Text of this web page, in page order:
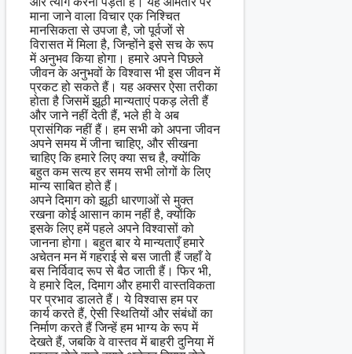
माना जाने वाला विचार एक निश्चित
मानसिकता से उपजा है, जो पूर्वजों से
विरासत में मिला है, जिन्होंने इसे सच के रूप
में अनुभव किया होगा। हमारे अपने पिछले
जीवन के अनुभवों के विश्वास भी इस जीवन में
प्रकट हो सकते हैं। यह अक्सर ऐसा तरीका
होता है जिसमें झूठी मान्यताएं पकड़ लेती हैं
और जाने नहीं देती हैं, भले ही वे अब
प्रासंगिक नहीं हैं। हम सभी को अपना जीवन
अपने समय में जीना चाहिए, और सीखना
चाहिए कि हमारे लिए क्या सच है, क्योंकि
बहुत कम सत्य हर समय सभी लोगों के लिए
मान्य साबित होते हैं।
अपने दिमाग को झूठी धारणाओं से मुक्त
रखना कोई आसान काम नहीं है, क्योंकि
इसके लिए हमें पहले अपने विश्वासों को
जानना होगा। बहुत बार ये मान्यताएँ हमारे
अचेतन मन में गहराई से बस जाती हैं जहाँ वे
बस निर्विवाद रूप से बैठ जाती हैं। फिर भी,
वे हमारे दिल, दिमाग और हमारी वास्तविकता
पर प्रभाव डालते हैं। ये विश्वास हम पर
कार्य करते हैं, ऐसी स्थितियों और संबंधों का
निर्माण करते हैं जिन्हें हम भाग्य के रूप में
देखते हैं, जबकि वे वास्तव में बाहरी दुनिया में